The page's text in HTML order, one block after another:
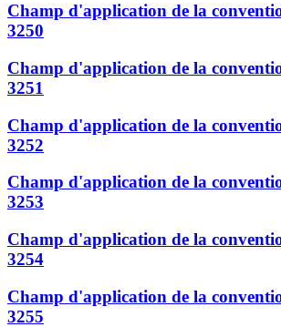
Champ d'application de la
3250
Champ d'application de la
3251
Champ d'application de la
3252
Champ d'application de la
3253
Champ d'application de la
3254
Champ d'application de la
3255